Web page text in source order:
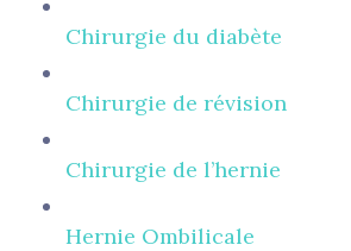
Chirurgie du diabète
Chirurgie de révision
Chirurgie de l’hernie
Hernie Ombilicale